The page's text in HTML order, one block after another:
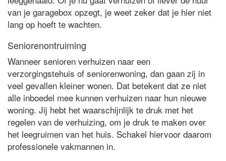
van je garagebox opzegt, je weet zeker dat je hier niet
lang op hoeft te wachten.
Seniorenontruiming
Wanneer senioren verhuizen naar een
verzorgingstehuis of seniorenwoning, dan gaan zij in
veel gevallen kleiner wonen. Dat betekent dat ze niet
alle inboedel mee kunnen verhuizen naar hun nieuwe
woning. Jij hebt het waarschijnlijk te druk met het
regelen van de verhuizing, om je druk te maken over
het leegruimen van het huis. Schakel hiervoor daarom
professionele vakmannen in.